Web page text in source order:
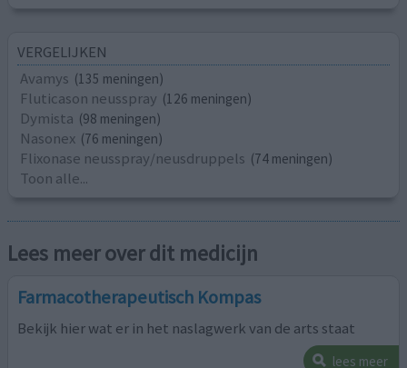
VERGELIJKEN
Avamys (135 meningen)
Fluticason neusspray (126 meningen)
Dymista (98 meningen)
Nasonex (76 meningen)
Flixonase neusspray/neusdruppels (74 meningen)
Toon alle...
Lees meer over dit medicijn
Farmacotherapeutisch Kompas
Bekijk hier wat er in het naslagwerk van de arts staat
lees meer